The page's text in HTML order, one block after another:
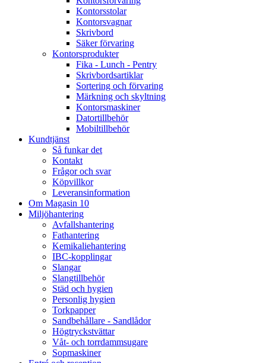
Kontorsstolar
Kontorsvagnar
Skrivbord
Säker förvaring
Kontorsprodukter
Fika - Lunch - Pentry
Skrivbordsartiklar
Sortering och förvaring
Märkning och skyltning
Kontorsmaskiner
Datortillbehör
Mobiltillbehör
Kundtjänst
Så funkar det
Kontakt
Frågor och svar
Köpvillkor
Leveransinformation
Om Magasin 10
Miljöhantering
Avfallshantering
Fathantering
Kemikaliehantering
IBC-kopplingar
Slangar
Slangtillbehör
Städ och hygien
Personlig hygien
Torkpapper
Sandbehållare - Sandlådor
Högtryckstvättar
Våt- och torrdammsugare
Sopmaskiner